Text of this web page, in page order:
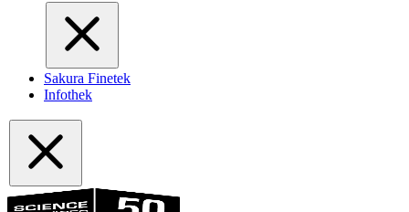
Sakura Finetek
Infothek